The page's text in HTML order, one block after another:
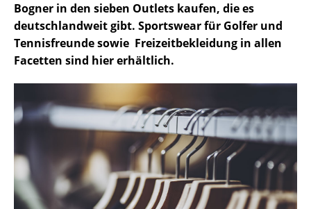
Bogner in den sieben Outlets kaufen, die es
deutschlandweit gibt. Sportswear für Golfer und
Tennisfreunde sowie Freizeitbekleidung in allen
Facetten sind hier erhältlich.